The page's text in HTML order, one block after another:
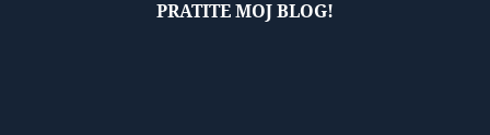
PRATITE MOJ BLOG!